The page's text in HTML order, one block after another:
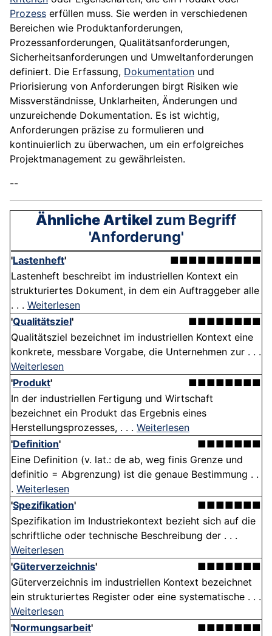
Prozess erfüllen muss. Sie werden in verschiedenen
Bereichen wie Produktanforderungen,
Prozessanforderungen, Qualitätsanforderungen,
Sicherheitsanforderungen und Umweltanforderungen
definiert. Die Erfassung, Dokumentation und
Priorisierung von Anforderungen birgt Risiken wie
Missverständnisse, Unklarheiten, Änderungen und
unzureichende Dokumentation. Es ist wichtig,
Anforderungen präzise zu formulieren und
kontinuierlich zu überwachen, um ein erfolgreiches
Projektmanagement zu gewährleisten.
--
Ähnliche Artikel zum Begriff
'Anforderung'
'Lastenheft'
■■■■■■■■■■
Lastenheft beschreibt im industriellen Kontext ein
strukturiertes Dokument, in dem ein Auftraggeber alle
. . . Weiterlesen
'Qualitätsziel'
■■■■■■■■
Qualitätsziel bezeichnet im industriellen Kontext eine
konkrete, messbare Vorgabe, die Unternehmen zur . . .
Weiterlesen
'Produkt'
■■■■■■■■
In der industriellen Fertigung und Wirtschaft
bezeichnet ein Produkt das Ergebnis eines
Herstellungsprozesses, . . . Weiterlesen
'Definition'
■■■■■■■
Eine Definition (v. lat.: de ab, weg finis Grenze und
definitio = Abgrenzung) ist die genaue Bestimmung . .
. Weiterlesen
'Spezifikation'
■■■■■■■
Spezifikation im Industriekontext bezieht sich auf die
schriftliche oder technische Beschreibung der . . .
Weiterlesen
'Güterverzeichnis'
■■■■■■■
Güterverzeichnis im industriellen Kontext bezeichnet
ein strukturiertes Register oder eine systematische . . .
Weiterlesen
'Normungsarbeit'
■■■■■■■